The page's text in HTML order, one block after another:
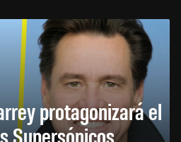
protagonizará el
Supersónicos